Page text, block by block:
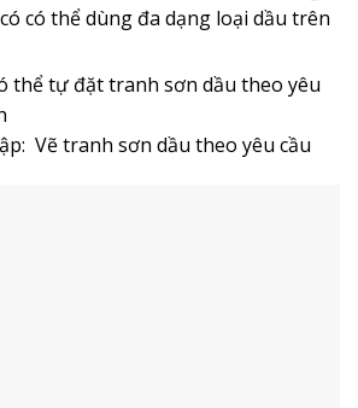
có thể dùng đa dạng loại dầu trên
thể tự đặt tranh sơn dầu theo yêu
Vẽ tranh sơn dầu theo yêu cầu